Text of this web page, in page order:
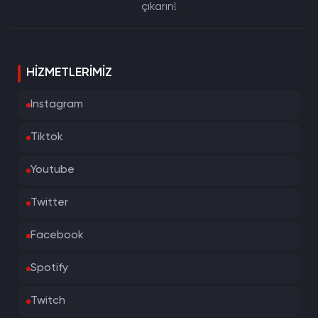
çıkarın!
HIZMETLERIMIZ
Instagram
Tiktok
Youtube
Twitter
Facebook
Spotify
Twitch